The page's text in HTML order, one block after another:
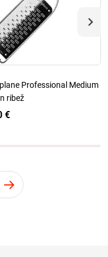
Professional Medium
ribež
€